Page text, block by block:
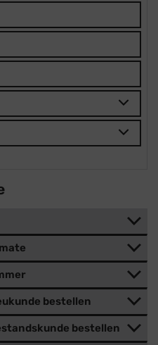
bestellen
bestellen